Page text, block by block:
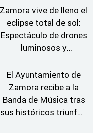
Zamora vive de lleno el
eclipse total de sol:
Espectáculo de drones
luminosos y
Estrellas
El Ayuntamiento de
Zamora recibe a la
Banda de Música tras
sus históricos triunfos